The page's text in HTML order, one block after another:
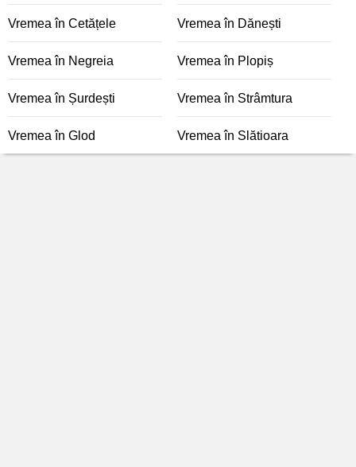
Vremea în Cetățele Vremea în Dănești
Vremea în Negreia Vremea în Plopiș
Vremea în Șurdești Vremea în Strâmtura
Vremea în Glod Vremea în Slătioara